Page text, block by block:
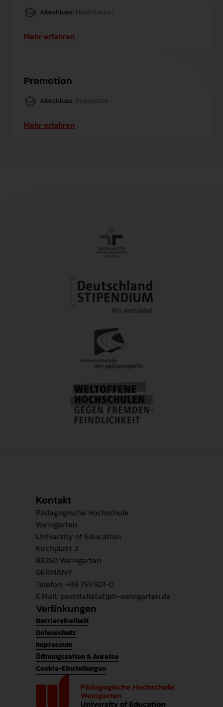
Abschluss: Habilitation
Mehr erfahren
Promotion
Abschluss: Promotion
Mehr erfahren
Kontakt
Pädagogische Hochschule
Weingarten
University of Education
Kirchplatz 2
88250 Weingarten
GERMANY
Telefon: +49 751/501-0
E.Mail: poststelle(at)ph-weingarten.de
Verlinkungen
Barrierefreiheit
Datenschutz
Impressum
Öffnungszeiten & Anreise
Cookie-Einstellungen